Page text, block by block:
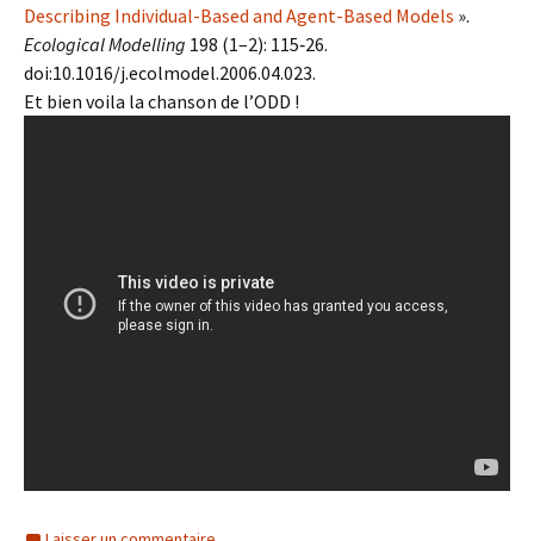
Describing Individual-Based and Agent-Based Models ».
Ecological Modelling 198 (1–2): 115‑26.
doi:10.1016/j.ecolmodel.2006.04.023.
Et bien voila la chanson de l’ODD !